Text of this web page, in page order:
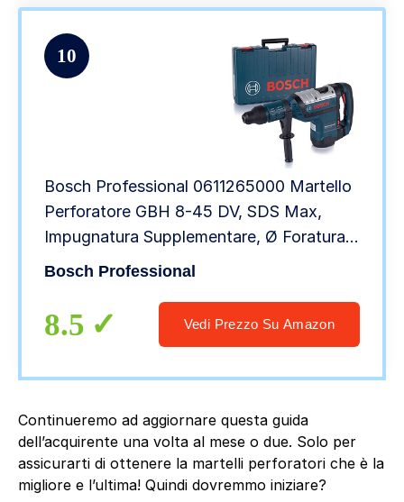
10
Bosch Professional 0611265000 Martello
Perforatore GBH 8-45 DV, SDS Max,
Impugnatura Supplementare, Ø Foratura:
12-45 mm, Potenza del Colpo Max.: 12.5
Bosch Professional
8.5 Vedi Prezzo Su Amazon
Continueremo ad aggiornare questa guida
dell’acquirente una volta al mese o due. Solo per
assicurarti di ottenere la martelli perforatori che è la
migliore e l’ultima! Quindi dovremmo iniziare?